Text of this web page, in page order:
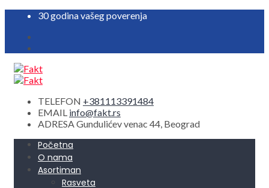
30 godina vašeg poverenja
TELEFON +381113391484
EMAIL info@fakt.rs
ADRESAGundulićev venac 44, Beograd
Početna
O nama
Asortiman
Rasveta